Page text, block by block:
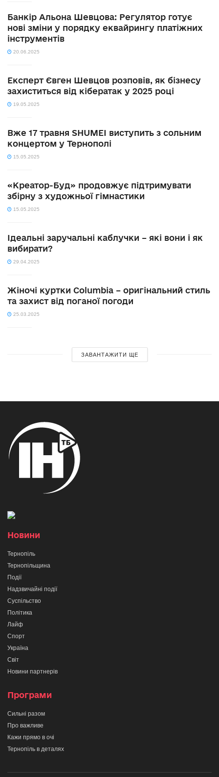
Банкір Альона Шевцова: Регулятор готує
нові зміни у порядку еквайрингу платіжних
інструментів
20.06.2025
Експерт Євген Шевцов розповів, як бізнесу
захиститься від кібератак у 2025 році
19.05.2025
Вже 17 травня SHUMEI виступить з сольним
концертом у Тернополі
15.05.2025
«Креатор-Буд» продовжує підтримувати
збірну з художньої гімнастики
15.05.2025
Ідеальні заручальні каблучки – які вони і як
вибирати?
29.04.2025
Жіночі куртки Columbia – оригінальний стиль
та захист від поганої погоди
25.03.2025
ЗАВАНТАЖИТИ ЩЕ
Новини
Тернопіль
Тернопільщина
Події
Надзвичайні події
Суспільство
Політика
Лайф
Спорт
Україна
Світ
Новини партнерів
Програми
Сильні разом
Про важливе
Кажи прямо в очі
Тернопіль в деталях